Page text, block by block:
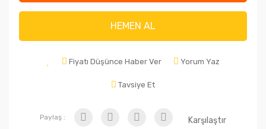
HEMEN AL
Fiyatı Düşünce Haber Ver Yorum Yaz
Tavsiye Et
Paylaş : Karşılaştır